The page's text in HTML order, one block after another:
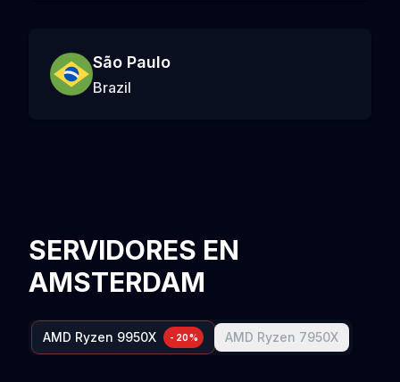
São Paulo
Brazil
SERVIDORES EN
AMSTERDAM
AMD Ryzen 9950X -20% AMD Ryzen 7950X